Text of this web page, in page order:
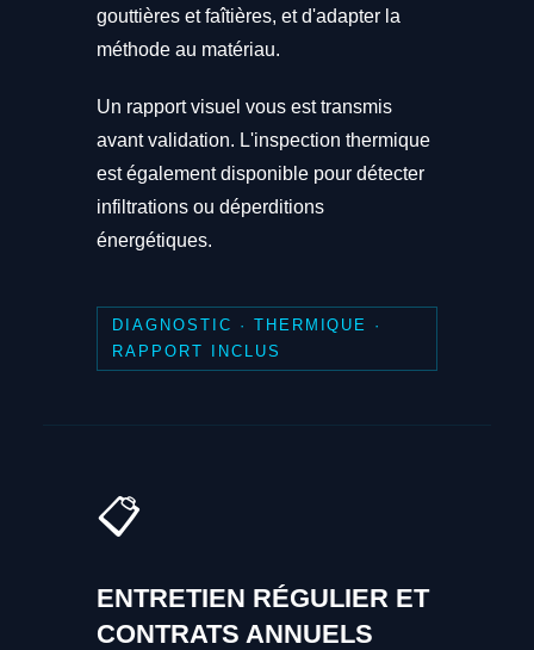
gouttières et faîtières, et d'adapter la
méthode au matériau.
Un rapport visuel vous est transmis
avant validation. L'inspection thermique
est également disponible pour détecter
infiltrations ou déperditions
énergétiques.
DIAGNOSTIC · THERMIQUE ·
RAPPORT INCLUS
📋
ENTRETIEN RÉGULIER ET
CONTRATS ANNUELS